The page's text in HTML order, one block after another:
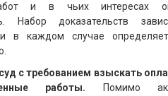
и в чьих интересах
Набор доказательств
в каждом случае
с требованием взыскать
работы. Помимо